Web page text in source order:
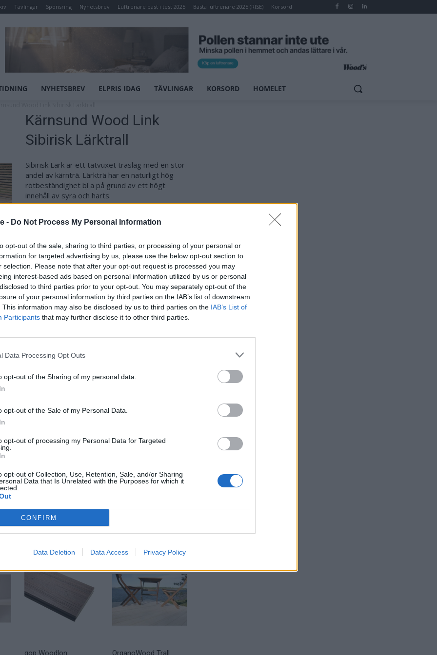
- Do Not Process My Personal Information
opt-out of the sale, sharing to third parties, or processing of your personal or
for targeted advertising by us, please use the below opt-out section to
selection. Please note that after your opt-out request is processed you may
interest-based ads based on personal information utilized by us or personal
to third parties prior to your opt-out. You may separately opt-out of the
of your personal information by third parties on the IAB’s list of downstream
This information may also be disclosed by us to third parties on the IAB’s List of
Participants that may further disclose it to other third parties.
Data Processing Opt Outs
opt-out of the Sharing of my personal data.
opt-out of the Sale of my Personal Data.
opt-out of processing my Personal Data for Targeted
opt-out of Collection, Use, Retention, Sale, and/or Sharing
Data that Is Unrelated with the Purposes for which it
CONFIRM
Data Deletion Data Access Privacy Policy
Tävlingar Sponsring Nyhetsbrev Luftrenare bäst i test 2025 Bästa luftrenare 2025 (RISE) Korsord
NYHETSBREV ELPRIS IDAG TÄVLINGAR KORSORD HOMELET
Kärnsund Wood Link
Sibirisk Lärktrall
Sibirisk Lärk är ett tätvuxet träslag med en stor
andel av kärnträ. Lärkträ har en naturligt hög
rötbeständighet bl a på grund av ett högt
innehåll av syra och harts.
certifierad av FSC ®.
Artikelnr:a09c797686db Kategori:Altangolv
andel av kärnträ. Lärkträ har en naturligt hög
av syra och harts.
av FSC ®.
område med permafrost som ger en extremt
täta årsringar.
är reglerat enligt standarden GOST 26002-83 i
efter att vi har sorterat ut dessa i två led.
i Ryssland där vi plockar bort kvalitets-
i Sverige sker ytterligare en sortering för att
baserat på klasserna 1 – 4.
gop Woodlon OrganoWood Trall